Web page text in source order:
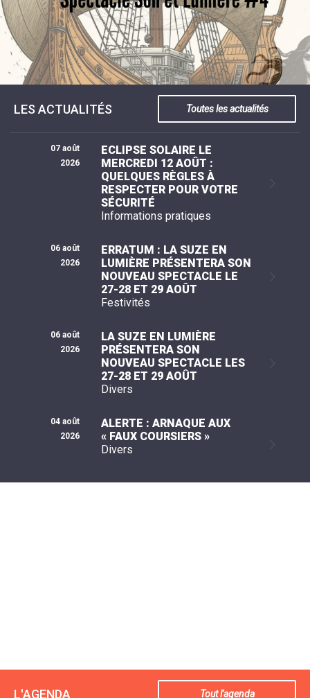
20ÈME
SIÈCLE
RÉUNIONS
DU
CONSEIL
MUNICIPAL
ARRÊTÉS
ET
DÉCISIONS
DU
MAIRE
MOT
DE
MINORITÉ
LES
ÉCOLES
/
LE
COLLÈGE
ESPACE
JEUNES
11
18
ANS
ASSOCIATION
ENVIRONNEMENT
L'EAU
ET
L'ASSAINISSEMENT
LA
RÉSIDENCE
AUTONOMIE
CCAS
POLICE
MUNICIPALE
SANTÉ/COMMERCES/ARTISANS
DE
MUSIQUE
L'ÉCOLE
COMMUNAUTAIRE
DE
DANSE
LA
PISCINE
ASSOCIATIONS
VOIE
VERTE
VISITES
ET
DÉCOUVERTES
LES
RANDONNÉES
LE
POUR
CAMPING-
TENTES
LES ACTUALITÉS Toutes les actualités
07 août
2026
ECLIPSE SOLAIRE LE
MERCREDI 12 AOÛT :
QUELQUES RÈGLES À
RESPECTER POUR VOTRE
SÉCURITÉ
Informations pratiques
06 août
2026
ERRATUM : LA SUZE EN
LUMIÈRE PRÉSENTERA SON
NOUVEAU SPECTACLE LE
27-28 ET 29 AOÛT
Festivités
06 août
2026
LA SUZE EN LUMIÈRE
PRÉSENTERA SON
NOUVEAU SPECTACLE LES
27-28 ET 29 AOÛT
Divers
04 août
2026
ALERTE : ARNAQUE AUX
« FAUX COURSIERS »
Divers
L'AGENDA Tout l'agenda